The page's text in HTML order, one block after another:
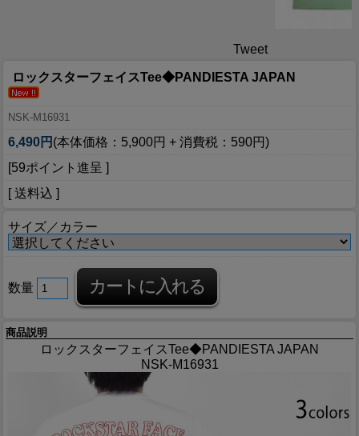
Tweet
ロックスターフェイスTee◆PANDIESTA JAPAN
NSK-M16931
6,490円 (本体価格：5,900円 + 消費税：590円)
[59ポイント進呈 ]
[ 送料込 ]
サイズ／カラー
数量
商品説明
ロックスターフェイスTee◆PANDIESTA JAPAN
NSK-M16931